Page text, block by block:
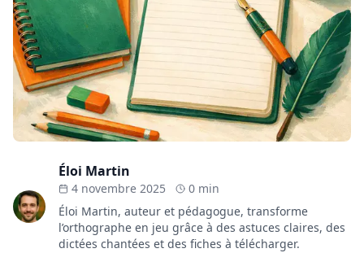
Éloi Martin
4 novembre 2025
0 min
Éloi Martin, auteur et pédagogue, transforme
l’orthographe en jeu grâce à des astuces claires, des
dictées chantées et des fiches à télécharger.